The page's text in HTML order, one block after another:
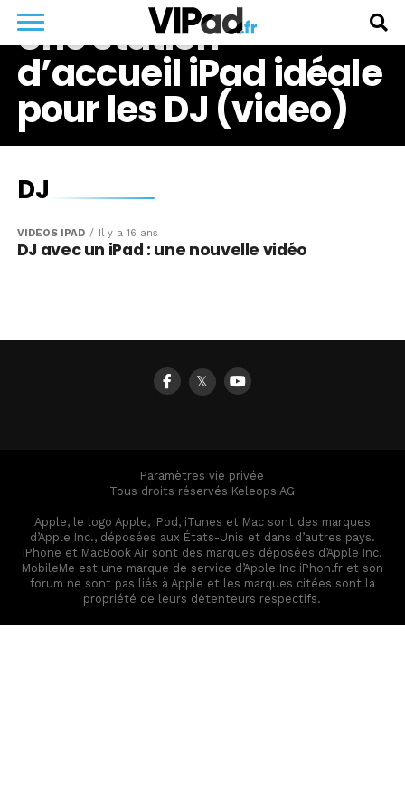
Une station
d’accueil iPad idéale
pour les DJ (video)
DJ
VIDÉOS IPAD Il y a 16 ans
DJ avec un iPad : une nouvelle vidéo
𝕏
Paramètres vie privée
Tous droits réservés Keleops AG
Apple, le logo Apple, iPod, iTunes et Mac sont des marques
d’Apple Inc., déposées aux États-Unis et dans d’autres pays.
iPhone et MacBook Air sont des marques déposées d’Apple Inc.
MobileMe est une marque de service d’Apple Inc iPhon.fr et son
forum ne sont pas liés à Apple et les marques citées sont la
propriété de leurs détenteurs respectifs.